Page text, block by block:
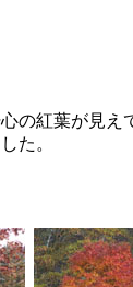
の紅葉が見え
た。